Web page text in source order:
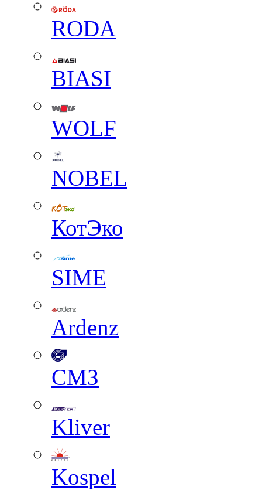
RODA
BIASI
WOLF
NOBEL
КотЭко
SIME
Ardenz
СМЗ
Kliver
Kospel